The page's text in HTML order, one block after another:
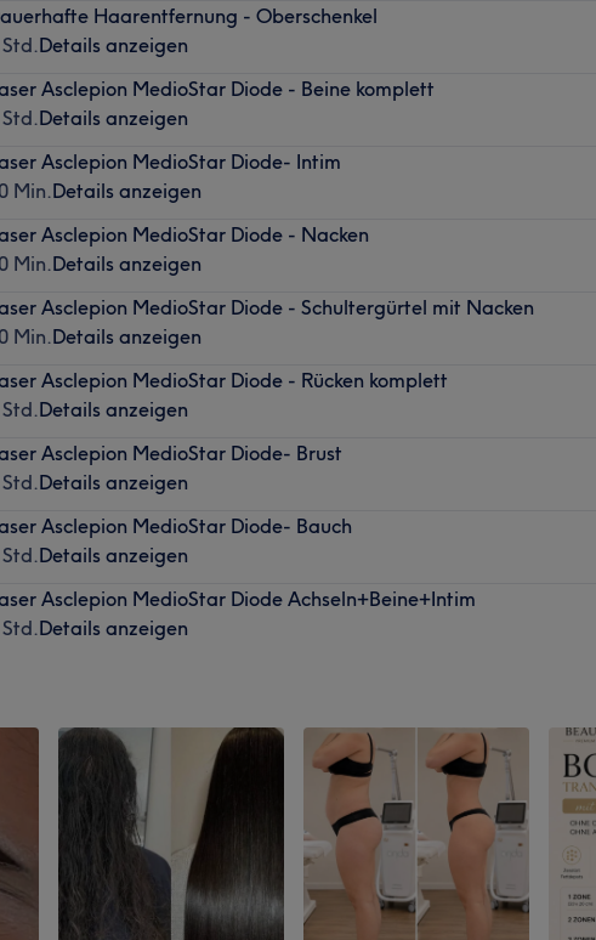
Haarentfernung - Oberschenkel
Std.Details anzeigen
Asclepion MedioStar Diode - Beine komplett
Std.Details anzeigen
Asclepion MedioStar Diode- Intim
Min.Details anzeigen
Asclepion MedioStar Diode - Nacken
Min.Details anzeigen
Asclepion MedioStar Diode - Schultergürtel mit Nacken
Min.Details anzeigen
Asclepion MedioStar Diode - Rücken komplett
Std.Details anzeigen
Asclepion MedioStar Diode- Brust
Std.Details anzeigen
Asclepion MedioStar Diode- Bauch
Std.Details anzeigen
Asclepion MedioStar Diode Achseln+Beine+Intim
Details anzeigen